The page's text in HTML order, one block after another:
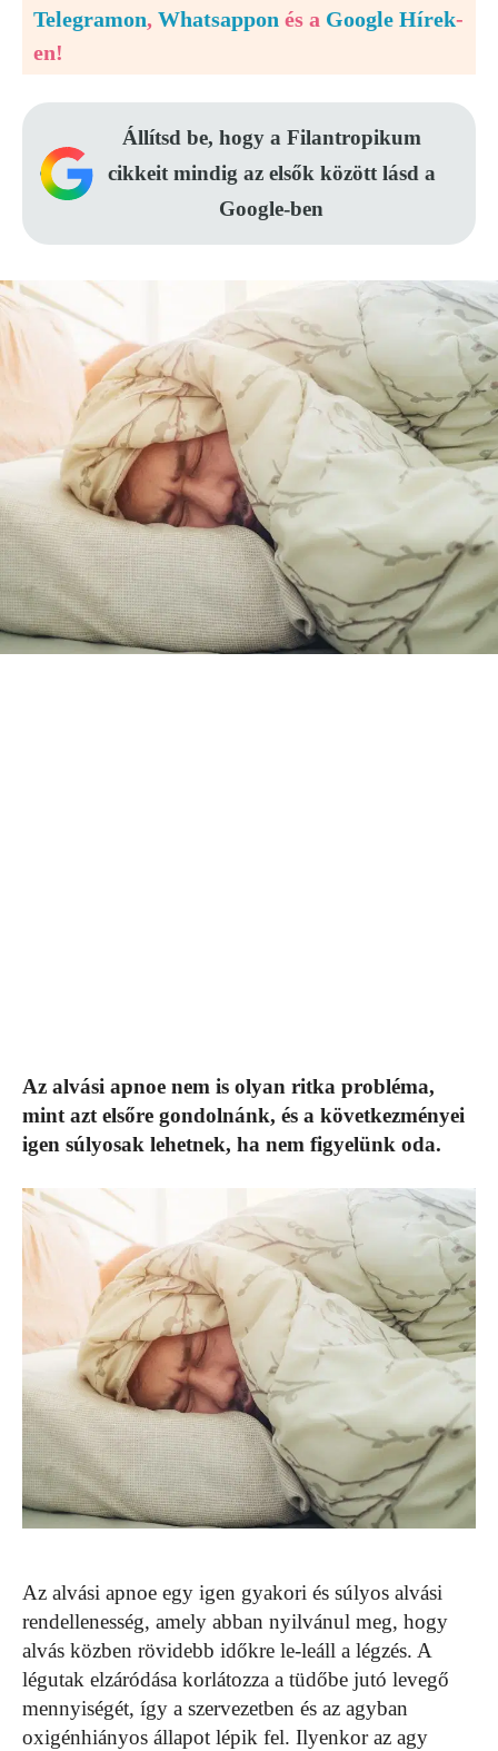
Telegramon, Whatsappon és a Google Hírek-
en!
Állítsd be, hogy a Filantropikum
cikkeit mindig az elsők között lásd a
Google-ben
Az alvási apnoe nem is olyan ritka probléma,
mint azt elsőre gondolnánk, és a következményei
igen súlyosak lehetnek, ha nem figyelünk oda.
Az alvási apnoe egy igen gyakori és súlyos alvási
rendellenesség, amely abban nyilvánul meg, hogy
alvás közben rövidebb időkre le-leáll a légzés. A
légutak elzáródása korlátozza a tüdőbe jutó levegő
mennyiségét, így a szervezetben és az agyban
oxigénhiányos állapot lépik fel. Ilyenkor az agy